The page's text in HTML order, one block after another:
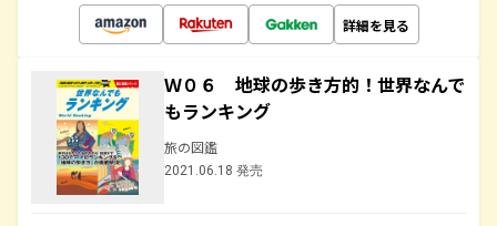
詳細を見る
Ｗ０６ 地球の歩き方的！世界なんで
もランキング
旅の図鑑
2021.06.18 発売